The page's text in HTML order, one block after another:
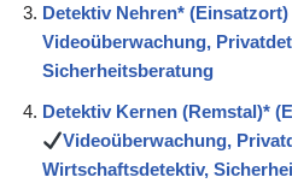
Detektiv Nehren* (Einsatzort)
Videoüberwachung,
Sicherheitsberatung
Detektiv Kernen (Remstal)*
Videoüberwachung,
Wirtschaftsdetektiv,